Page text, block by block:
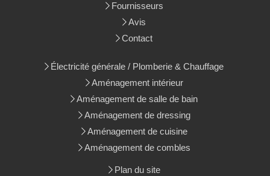
Fournisseurs
Avis
Contact
Électricité générale / Plomberie & Chauffage
Aménagement intérieur
Aménagement de salle de bain
Aménagement de dressing
Aménagement de cuisine
Aménagement de combles
Plan du site